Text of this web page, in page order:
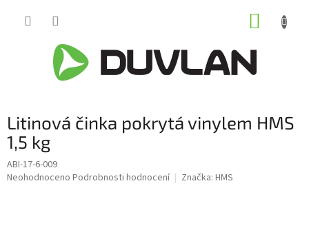
Litinová činka pokrytá vinylem HMS
1,5 kg
ABI-17-6-009
Průměrné
Neohodnoceno Podrobnosti hodnocení Značka: HMS